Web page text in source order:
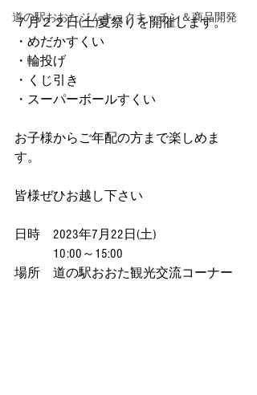
道の駅おおたジムキョクキッチン＆商品開発
７月２２日(土)夏祭りを開催します。
・めだかすくい
・輪投げ
・くじ引き
・スーパーボールすくい
お子様からご年配の方まで楽しめま
す。
皆様ぜひお越し下さい
日時　2023年7月22日(土)
10:00～15:00
場所　道の駅おおた観光交流コーナー